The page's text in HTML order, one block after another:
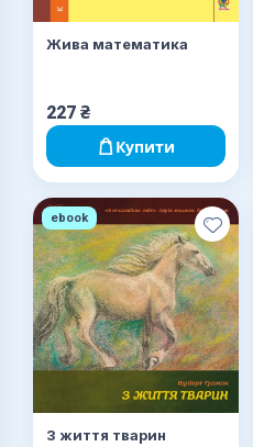
Жива математика
227 ₴
Купити
ebook
З життя тварин